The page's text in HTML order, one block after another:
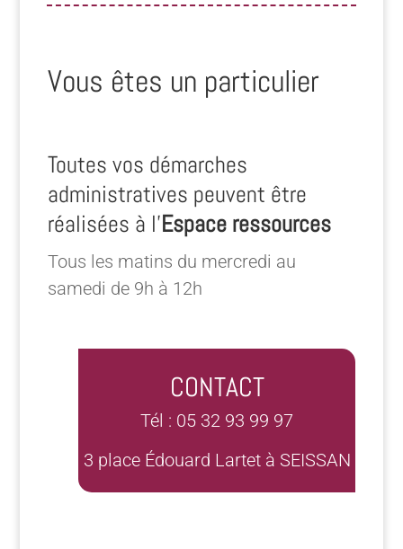
Vous êtes un particulier
Toutes vos démarches
administratives peuvent être
réalisées à l’Espace ressources
Tous les matins du mercredi au
samedi de 9h à 12h
CONTACT
Tél : 05 32 93 99 97
3 place Édouard Lartet à SEISSAN